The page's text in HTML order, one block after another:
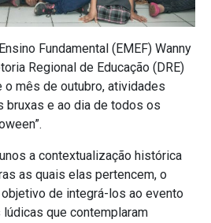
Fundamental (EMEF) Wanny
Regional de Educação (DRE)
o mês de outubro, atividades
bruxas e ao dia de todos os
a contextualização histórica
as quais elas pertencem, o
de integrá-los ao evento
que contemplaram